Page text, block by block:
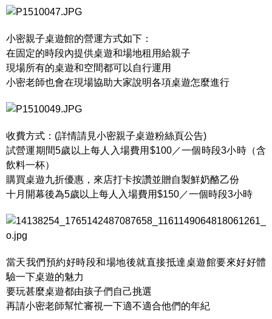
小密親子桌遊館的營運方式如下：
在固定的時段內提供桌遊和場地租用給親子
現場所有的桌遊和空間都可以自行運用
小密老師也會在現場協助大家說明各項桌遊怎麼進行
收費方式：(詳情請見小密親子桌遊粉絲頁公告)
試營運期間5歲以上每人入場費用$100／一個時段3小時（含
飲料一杯）
購買桌遊九折優惠，來店打卡按讚並贈自製鮮奶酪乙份
十月開幕後為5歲以上每人入場費用$150／一個時段3小時
當天我們預約好時段和場地後就直接抵達桌遊館要來好好體
驗一下桌遊的魅力
要玩甚麼桌遊都由孩子們自己挑選
再請小密老師幫忙審視一下適不適合他們的年紀